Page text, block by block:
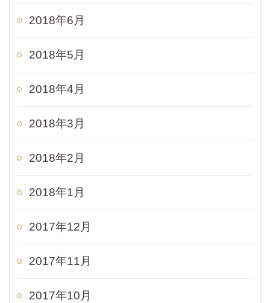
2018年6月
2018年5月
2018年4月
2018年3月
2018年2月
2018年1月
2017年12月
2017年11月
2017年10月